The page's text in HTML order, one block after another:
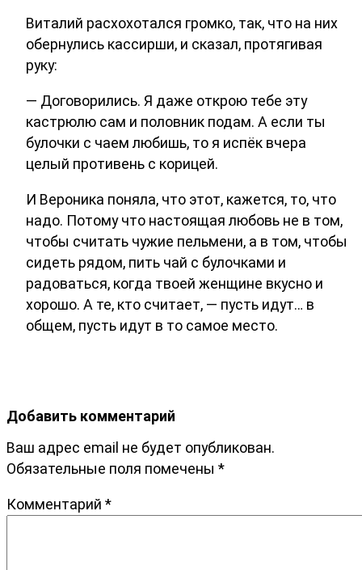
Виталий расхохотался громко, так, что на них
обернулись кассирши, и сказал, протягивая
руку:
— Договорились. Я даже открою тебе эту
кастрюлю сам и половник подам. А если ты
булочки с чаем любишь, то я испёк вчера
целый противень с корицей.
И Вероника поняла, что этот, кажется, то, что
надо. Потому что настоящая любовь не в том,
чтобы считать чужие пельмени, а в том, чтобы
сидеть рядом, пить чай с булочками и
радоваться, когда твоей женщине вкусно и
хорошо. А те, кто считает, — пусть идут… в
общем, пусть идут в то самое место.
Добавить комментарий
Ваш адрес email не будет опубликован.
Обязательные поля помечены *
Комментарий *